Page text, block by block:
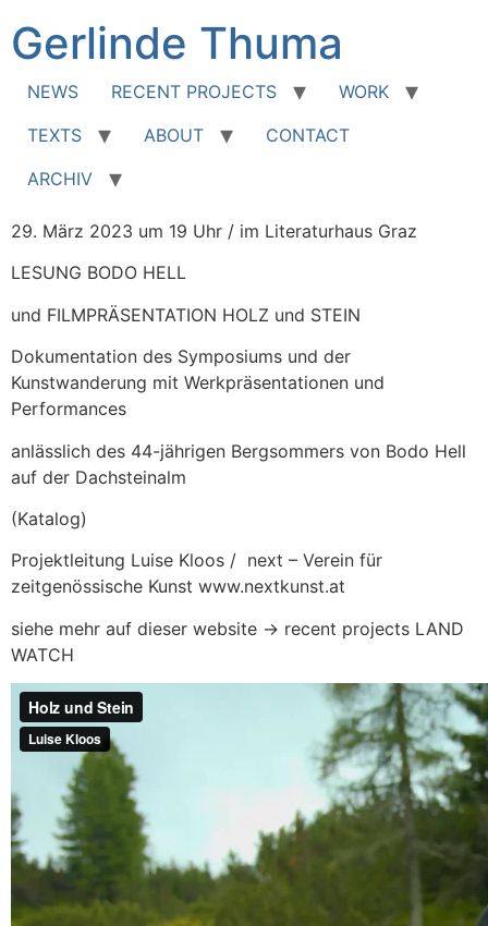
Inhalt
springen
Gerlinde Thuma
NEWS RECENT PROJECTS
WORK
TEXTS
ABOUT
CONTACT
ARCHIV
29. März 2023 um 19 Uhr / im Literaturhaus Graz
LESUNG BODO HELL
und FILMPRÄSENTATION HOLZ und STEIN
Dokumentation des Symposiums und der
Kunstwanderung mit Werkpräsentationen und
Performances
anlässlich des 44-jährigen Bergsommers von Bodo Hell
auf der Dachsteinalm
(Katalog)
Projektleitung Luise Kloos / next – Verein für
zeitgenössische Kunst www.nextkunst.at
siehe mehr auf dieser website -> recent projects LAND
WATCH